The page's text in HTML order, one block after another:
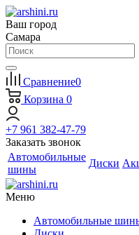
Ваш город
Самара
Сравнение0
Корзина 0
+7 961 382-47-79
Заказать звонок
Автомобильные
шины
Диски
Меню
Автомобильные